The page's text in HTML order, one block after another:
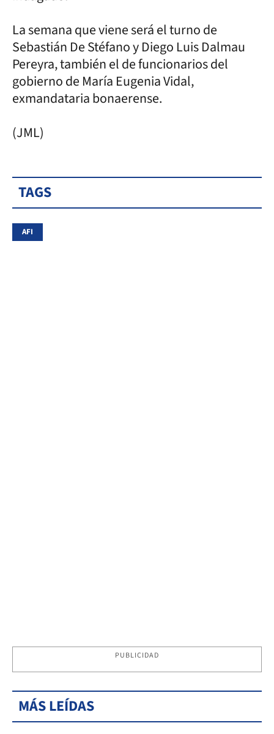
La semana que viene será el turno de
Sebastián De Stéfano y Diego Luis Dalmau
Pereyra, también el de funcionarios del
gobierno de María Eugenia Vidal,
exmandataria bonaerense.
(JML)
TAGS
AFI
PUBLICIDAD
MÁS LEÍDAS